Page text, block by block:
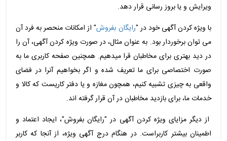
ویرایش و یا بروز رسانی قرار دهد.
با ویژه کردن آگهی خود در "رایگان بفروش" از امکانات منحصر به فرد آن
می توان برخوردار بود. به عنوان مثال، در صورت ویژه کردن آگهی، آن را
در دید بهتری برای مخاطبان قرا میدهیم. همچنین صفحه کاربری ما به
صورت اختصاصی برای ما تعریف شده و اگر بخواهیم آنرا در فضای
واقعی به چیزی تشبیه کنیم، همچون مغازه و یا دفتر کاریست که کالا و
خدمات ما، برای بازدید مخاطبان در آن قرار گرفته اند.
از دیگر مزایای ویژه کردن آگهی در "رایگان بفروش"، ایجاد اعتماد و
اطمینان بیشتر کاربراست. در هنگام درج آگهی ویژه، از آنجا که کاربر